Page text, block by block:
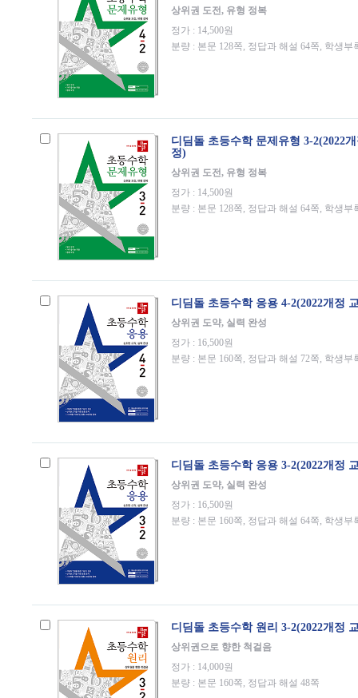
상위권 도전, 유형 정복
정가 : 14,500원
분량 : 본문 128쪽, 정답과 해설 64쪽, 학생부
디딤돌 초등수학 문제유형 3-2(2022
정)
상위권 도전, 유형 정복
정가 : 14,500원
분량 : 본문 128쪽, 정답과 해설 64쪽, 학생부
디딤돌 초등수학 응용 4-2(2022개정
상위권 도약, 실력 완성
정가 : 16,500원
분량 : 본문 160쪽, 정답과 해설 72쪽, 학생부
디딤돌 초등수학 응용 3-2(2022개정
상위권 도약, 실력 완성
정가 : 16,500원
분량 : 본문 160쪽, 정답과 해설 64쪽, 학생부
디딤돌 초등수학 원리 3-2(2022개정
상위권으로 향한 척걸음
정가 : 14,000원
분량 : 본문 160쪽, 정답과 해설 48쪽